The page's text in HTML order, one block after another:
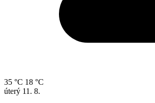
35 °C 18 °C
úterý 11. 8.